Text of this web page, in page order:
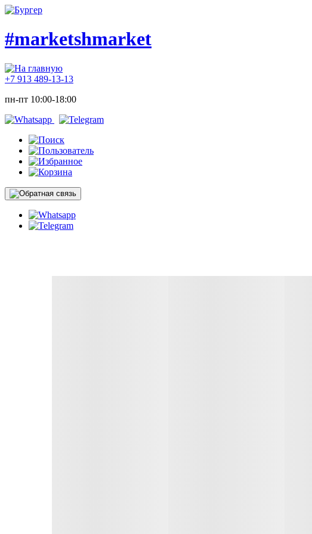
#marketshmarket
+7 913 489-13-13
пн-пт 10:00-18:00